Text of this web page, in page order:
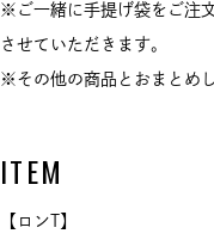
※ご一緒に手提げ袋をご注
させていただきます。
※その他の商品とおまとめ
ITEM
【ロンT】